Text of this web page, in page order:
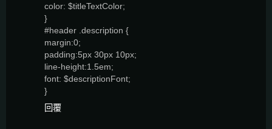
color: $titleTextColor;
}
#header .description {
margin:0;
padding:5px 30px 10px;
line-height:1.5em;
font: $descriptionFont;
}
回覆